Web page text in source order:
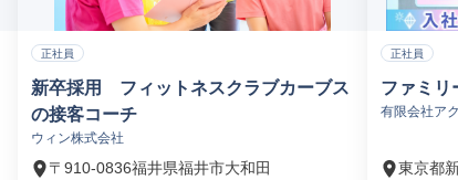
正社員
新卒採用 フィットネスクラブカーブス
の接客コーチ
ウィン株式会社
〒910-0836福井県福井市大和田
正社員
ファミリ
有限会社ア
東京都